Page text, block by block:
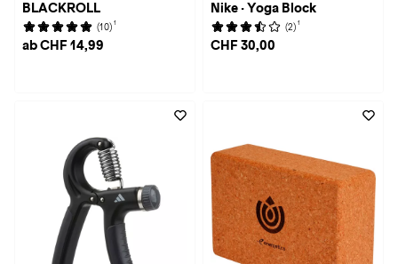
BLACKROLL
(10) 1
ab CHF 14,99
Nike · Yoga Block
(2) 1
CHF 30,00